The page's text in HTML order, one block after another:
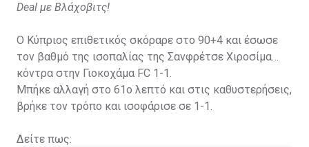
Deal με Βλάχοβιτς!
Ο Κύπριος επιθετικός σκόραρε στο 90+4 και έσωσε
τον βαθμό της ισοπαλίας της Σανφρέτσε Χιροσίμα
κόντρα στην Γιοκοχάμα FC 1-1.
Μπήκε αλλαγή στο 61ο λεπτό και στις καθυστερήσεις,
βρήκε τον τρόπο και ισοφάρισε σε 1-1.
Δείτε πως: